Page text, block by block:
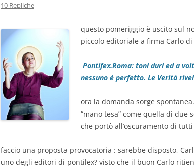
10 Repliche
questo pomeriggio è uscito sul
piccolo editoriale a firma Carlo di
Pontifex.Roma: toni duri ed a
nessuno è perfetto. Le Verità
ora la domanda sorge
“mano tesa” come quella di due
che portò all’oscuramento di
faccio una proposta provocatoria : sarebbe disposto,
uno degli editori di pontilex? visto che il buon Carlo